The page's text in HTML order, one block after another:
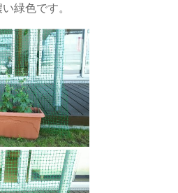
緑色です。